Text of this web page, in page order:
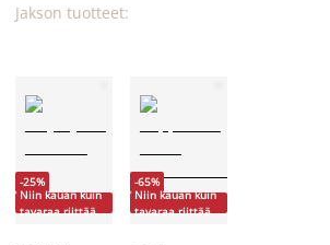
Jakson tuotteet:
-25%
Niin kauan kuin
tavaraa riittää
-65%
Niin kauan kuin
tavaraa riittää